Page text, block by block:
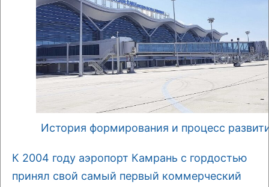
История формирования и процесс
К 2004 году аэропорт Камрань с гордостью
принял свой самый первый коммерческий